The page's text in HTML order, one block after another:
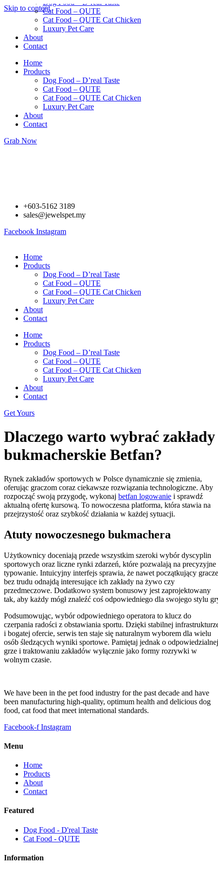
Skip to content
Dog Food – D’real Taste
Cat Food – QUTE
Cat Food – QUTE Cat Chicken
Luxury Pet Care
About
Contact
Home
Products
Dog Food – D’real Taste
Cat Food – QUTE
Cat Food – QUTE Cat Chicken
Luxury Pet Care
About
Contact
Grab Now
+603-5162 3189
sales@jewelspet.my
Facebook Instagram
Home
Products
Dog Food – D’real Taste
Cat Food – QUTE
Cat Food – QUTE Cat Chicken
Luxury Pet Care
About
Contact
Home
Products
Dog Food – D’real Taste
Cat Food – QUTE
Cat Food – QUTE Cat Chicken
Luxury Pet Care
About
Contact
Get Yours
Dlaczego warto wybrać zakłady
bukmacherskie Betfan?
Rynek zakładów sportowych w Polsce dynamicznie się zmienia,
oferując graczom coraz ciekawsze rozwiązania technologiczne. Aby
rozpocząć swoją przygodę, wykonaj betfan logowanie i sprawdź
aktualną ofertę kursową. To nowoczesna platforma, która stawia na
przejrzystość oraz szybkość działania w każdej sytuacji.
Atuty nowoczesnego bukmachera
Użytkownicy doceniają przede wszystkim szeroki wybór dyscyplin
sportowych oraz liczne rynki zdarzeń, które pozwalają na precyzyjne
typowanie. Intuicyjny interfejs sprawia, że nawet początkujący gracze
bez trudu odnajdą interesujące ich zakłady na żywo czy
przedmeczowe. Dodatkowo system bonusowy jest zaprojektowany
tak, aby każdy mógł znaleźć coś odpowiedniego dla swojego stylu
Podsumowując, wybór odpowiedniego operatora to klucz do
czerpania radości z obstawiania sportu. Dzięki stabilnej
i bogatej ofercie, serwis ten staje się naturalnym wyborem dla wielu
osób śledzących wyniki sportowe. Pamiętaj jednak o odpowiedzialnej
grze i traktowaniu zakładów wyłącznie jako formy rozrywki w
wolnym czasie.
We have been in the pet food industry for the past decade and have
been manufacturing high-quality, optimum health and delicious dog
food, cat food that meet international standards.
Facebook-f Instagram
Menu
Home
Products
About
Contact
Featured
Dog Food - D'real Taste
Cat Food - QUTE
Information